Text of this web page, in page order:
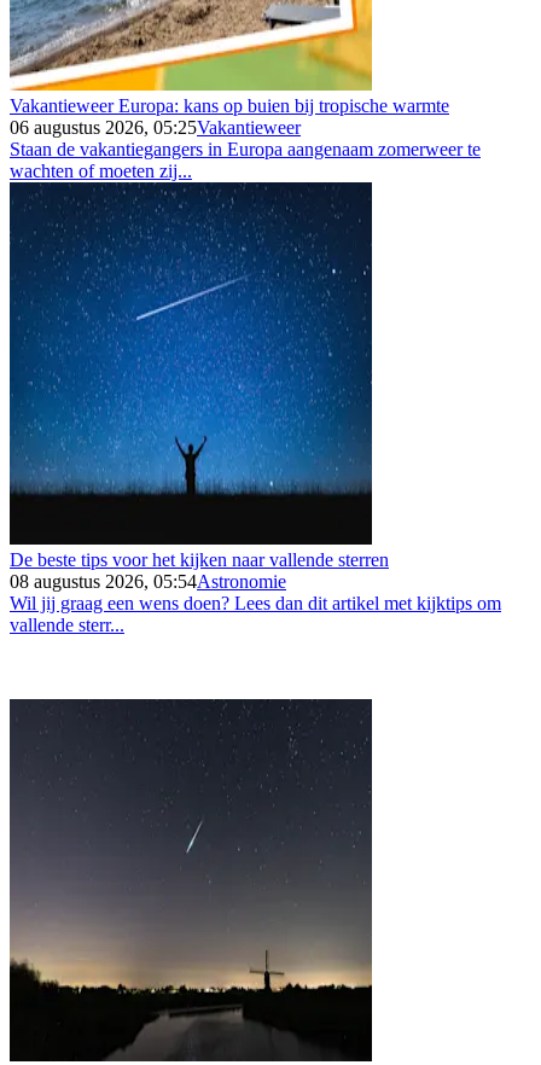
Vakantieweer Europa: kans op buien bij tropische warmte
06 augustus 2026, 05:25Vakantieweer
Staan de vakantiegangers in Europa aangenaam zomerweer te
wachten of moeten zij...
De beste tips voor het kijken naar vallende sterren
08 augustus 2026, 05:54Astronomie
Wil jij graag een wens doen? Lees dan dit artikel met kijktips om
vallende sterr...